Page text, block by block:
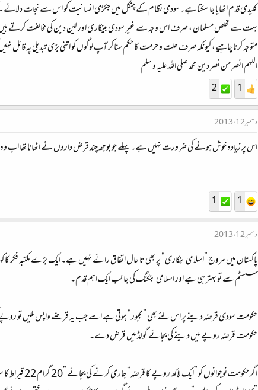
کلیدی قدم اٹھایا جا سکتا ہے۔سودی نظام کے چنگل میں جکڑی انسانیت کو اس سے نجات
بہت سے مخلص مسلمان ، صرف اس وجہ سے غیر سودی بینکاری اور لین دین کی مخالفت کرتے ہیں ،
متوجہ کرنا چاہیے، کیونکہ صرف حلت و حرمت کا حکم سنا کر آپ لوگوں کو اتنی بڑی تبدیلی پہ قائل
اللہم انصر من نصر دین محمد صلی اللہ علیہ و سلم
1
2
دسمبر 12، 2013
اس پر زیادہ خوش ہونے کی ضرورت نہیں ہے۔ پہلے جو بوجھ چند قرض داروں نے اٹھانا تھا اب
1
1
دسمبر 12، 2013
پاکستان میں مروج ”اسلامی بنکاری“ پر بھی تا حال اتفاق رائے نہیں ہے۔ ایک بڑے مکتبہ فکر
سسٹم سے تو بہتر ہی ہے اور اسلامی بنکنگ کی جانب ایک اہم قدم۔
حکومت سودی قرضہ دینے پر اس لئے بھی ”مجبور“ ہوتی ہے اسے جب یہ قرضے واپس ملیں تو روپے
حکومت قرضہ روپے میں دینے کی بجائے گولڈ میں قرض دے۔
اگر حکومت